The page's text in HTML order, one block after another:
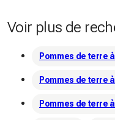
Voir plus de
Pommes de terre
Pommes de terre
Pommes de terre